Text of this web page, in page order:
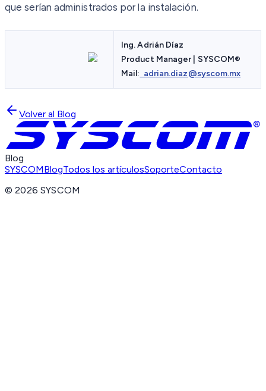
que serían administrados por la instalación.
Ing. Adrián Díaz
Product Manager | SYSCOM®
Mail: adrian.diaz@syscom.mx
Volver al Blog
Blog
SYSCOMBlogTodos los artículosSoporteContacto
©2026 SYSCOM